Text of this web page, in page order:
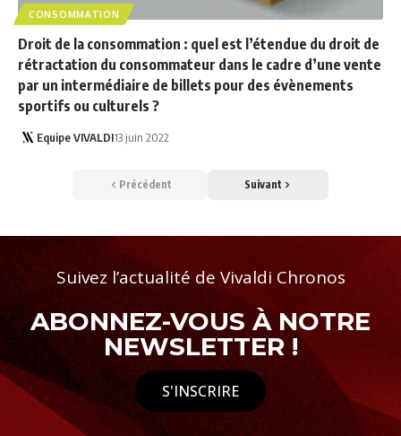
CONSOMMATION
Droit de la consommation : quel est l’étendue du droit de
rétractation du consommateur dans le cadre d’une vente
par un intermédiaire de billets pour des évènements
sportifs ou culturels ?
Equipe VIVALDI13 juin 2022
Précédent Suivant
Suivez l’actualité de Vivaldi Chronos
ABONNEZ-VOUS À NOTRE
NEWSLETTER !
S'INSCRIRE